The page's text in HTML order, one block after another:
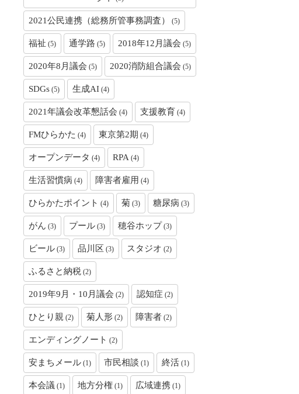
2021公民連携（総務所管事務調査） (5)
福祉 (5) 通学路 (5) 2018年12月議会 (5)
2020年8月議会 (5) 2020消防組合議会 (5)
SDGs (5) 生成AI (4)
2021年議会改革懇話会 (4) 支援教育 (4)
FMひらかた (4) 東京第2期 (4)
オープンデータ (4) RPA (4)
生活習慣病 (4) 障害者雇用 (4)
ひらかたポイント (4) 菊 (3) 糖尿病 (3)
がん (3) プール (3) 穂谷ホップ (3)
ビール (3) 品川区 (3) スタジオ (2)
ふるさと納税 (2)
2019年9月・10月議会 (2) 認知症 (2)
ひとり親 (2) 菊人形 (2) 障害者 (2)
エンディングノート (2)
安まちメール (1) 市民相談 (1) 終活 (1)
本会議 (1) 地方分権 (1) 広域連携 (1)